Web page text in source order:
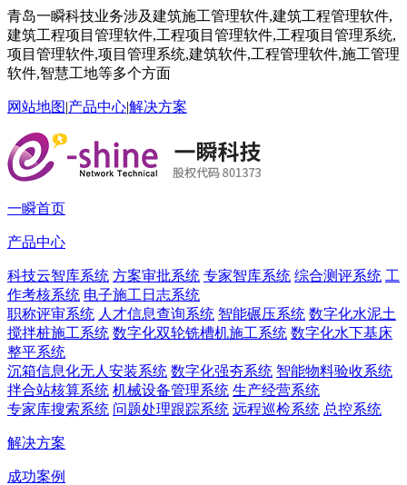
青岛一瞬科技业务涉及建筑施工管理软件,建筑工程管理软件,
建筑工程项目管理软件,工程项目管理软件,工程项目管理系统,
项目管理软件,项目管理系统,建筑软件,工程管理软件,施工管理
软件,智慧工地等多个方面
网站地图|产品中心|解决方案
一瞬首页
产品中心
科技云智库系统 方案审批系统 专家智库系统 综合测评系统 工
作考核系统 电子施工日志系统
职称评审系统 人才信息查询系统 智能碾压系统 数字化水泥土
搅拌桩施工系统 数字化双轮铣槽机施工系统 数字化水下基床
整平系统
沉箱信息化无人安装系统 数字化强夯系统 智能物料验收系统
拌合站核算系统 机械设备管理系统 生产经营系统
专家库搜索系统 问题处理跟踪系统 远程巡检系统 总控系统
解决方案
成功案例